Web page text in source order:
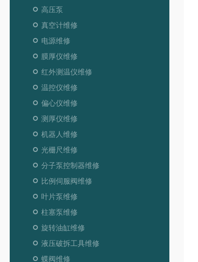
高压泵
真空计维修
电源维修
膜厚仪维修
红外测温仪维修
温控仪维修
偏心仪维修
测厚仪维修
机器人维修
光栅尺维修
分子泵控制器维修
比例伺服阀维修
叶片泵维修
柱塞泵维修
旋转油缸维修
液压破拆工具维修
蝶阀维修